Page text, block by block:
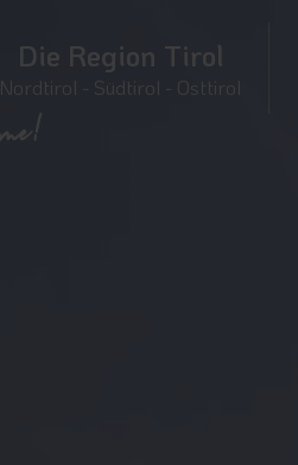
Die Region Tirol
Nordtirol - Südtirol - Osttirol